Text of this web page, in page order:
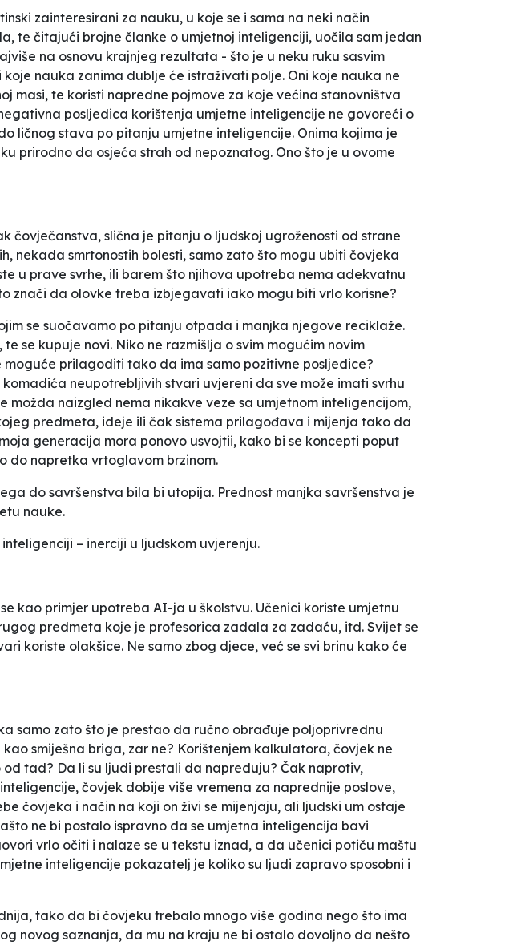
zainteresirani za nauku, u koje se i sama na neki način
te čitajući brojne članke o umjetnoj inteligenciji, uočila sam jedan
na osnovu krajnjeg rezultata - što je u neku ruku sasvim
nauka zanima dublje će istraživati polje. Oni koje nauka ne
masi, te koristi napredne pojmove za koje većina stanovništva
posljedica korištenja umjetne inteligencije ne govoreći o
ličnog stava po pitanju umjetne inteligencije. Onima kojima je
prirodno da osjeća strah od nepoznatog. Ono što je u ovome
čovječanstva, slična je pitanju o ljudskoj ugroženosti od strane
nekada smrtonostih bolesti, samo zato što mogu ubiti čovjeka
u prave svrhe, ili barem što njihova upotreba nema adekvatnu
znači da olovke treba izbjegavati iako mogu biti vrlo korisne?
se suočavamo po pitanju otpada i manjka njegove reciklaže.
se kupuje novi. Niko ne razmišlja o svim mogućim novim
prilagoditi tako da ima samo pozitivne posljedice?
neupotrebljivih stvari uvjereni da sve može imati svrhu
naizgled nema nikakve veze sa umjetnom inteligencijom,
predmeta, ideje ili čak sistema prilagođava i mijenja tako da
generacija mora ponovo usvojtii, kako bi se koncepti poput
do napretka vrtoglavom brzinom.
do savršenstva bila bi utopija. Prednost manjka savršenstva je
nauke.
– inerciji u ljudskom uvjerenju.
kao primjer upotreba AI-ja u školstvu. Učenici koriste umjetnu
predmeta koje je profesorica zadala za zadaću, itd. Svijet se
koriste olakšice. Ne samo zbog djece, već se svi brinu kako će
samo zato što je prestao da ručno obrađuje poljoprivrednu
smiješna briga, zar ne? Korištenjem kalkulatora, čovjek ne
tad? Da li su ljudi prestali da napreduju? Čak naprotiv,
čovjek dobije više vremena za naprednije poslove,
čovjeka i način na koji on živi se mijenjaju, ali ljudski um ostaje
ne bi postalo ispravno da se umjetna inteligencija bavi
vrlo očiti i nalaze se u tekstu iznad, a da učenici potiču maštu
inteligencije pokazatelj je koliko su ljudi zapravo sposobni i
tako da bi čovjeku trebalo mnogo više godina nego što ima
novog saznanja, da mu na kraju ne bi ostalo dovoljno da nešto